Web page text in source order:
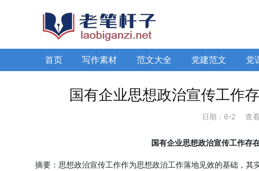
首页 写作素材 范文大全 党建范文 党
国有企业思想政治宣传工作
日期： 6-2 查
国有企业思想政治宣传工作存
摘要：思想政治宣传工作作为思想政治工作落地见效的基础，